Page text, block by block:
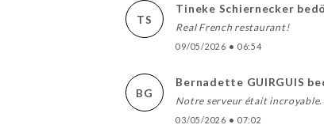
TS
Tineke Schiernecker
Real French restaurant!
09/05/2026 • 06:54
BG
Bernadette GUIRGUIS
Notre serveur était
03/05/2026 • 07:02